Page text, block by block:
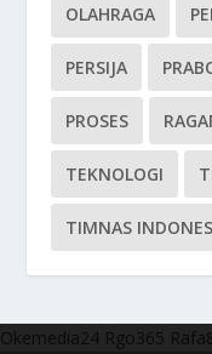
OLAHRAGA
PERSIJA
PROSES
TEKNOLOGI
TIMNAS
Okemedia24 Rgo365